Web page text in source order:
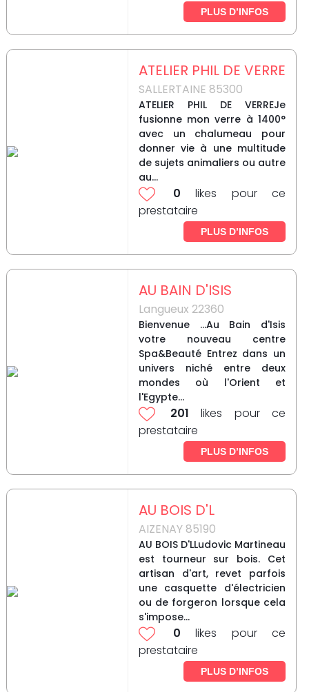
PLUS D’INFOS
ATELIER PHIL DE VERRE
SALLERTAINE 85300
ATELIER PHIL DE VERREJe
fusionne mon verre à 1400°
avec un chalumeau pour
donner vie à une multitude
de sujets animaliers ou autre
au...
0 likes pour ce
prestataire
PLUS D’INFOS
AU BAIN D'ISIS
Langueux 22360
Bienvenue ...Au Bain d'Isis
votre nouveau centre
Spa&Beauté Entrez dans un
univers niché entre deux
mondes où l'Orient et
l'Egypte...
201 likes pour ce
prestataire
PLUS D’INFOS
AU BOIS D'L
AIZENAY 85190
AU BOIS D'LLudovic Martineau
est tourneur sur bois. Cet
artisan d'art, revet parfois
une casquette d'électricien
ou de forgeron lorsque cela
s'impose...
0 likes pour ce
prestataire
PLUS D’INFOS